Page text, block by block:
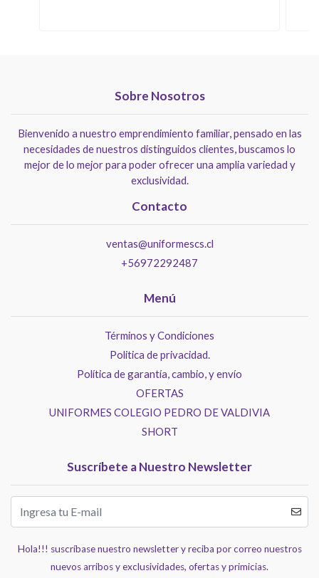
Sobre Nosotros
Bienvenido a nuestro emprendimiento familiar, pensado en las
necesidades de nuestros distinguidos clientes, buscamos lo
mejor de lo mejor para poder ofrecer una amplia variedad y
exclusividad.
Contacto
ventas@uniformescs.cl
+56972292487
Menú
Términos y Condiciones
Politica de privacidad.
Política de garantía, cambio, y envío
OFERTAS
UNIFORMES COLEGIO PEDRO DE VALDIVIA
SHORT
Suscríbete a Nuestro Newsletter
Hola!!! suscríbase nuestro newsletter y reciba por correo nuestros
nuevos arribos y exclusividades, ofertas y primicias.